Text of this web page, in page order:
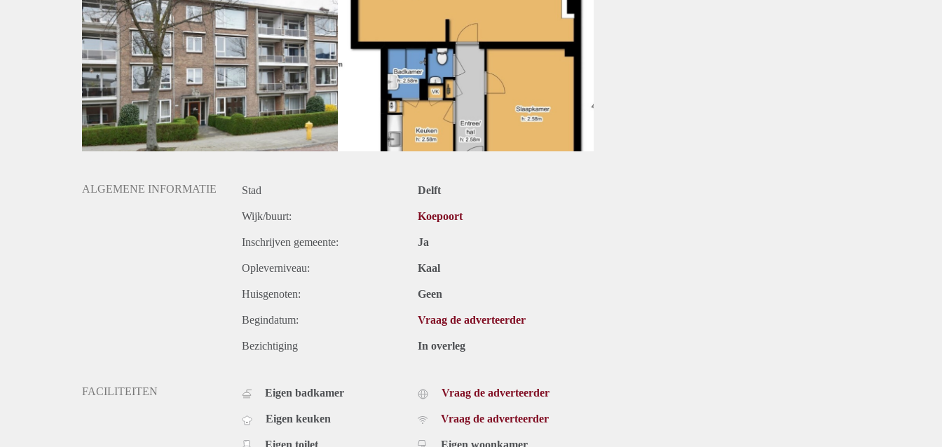
ALGEMENE INFORMATIE Stad Delft
Wijk/buurt: Koepoort
Inschrijven gemeente: Ja
Opleverniveau: Kaal
Huisgenoten: Geen
Begindatum: Vraag de adverteerder
Bezichtiging In overleg
FACILITEITEN Eigen badkamer
Eigen keuken
Vraag de adverteerder
Vraag de adverteerder